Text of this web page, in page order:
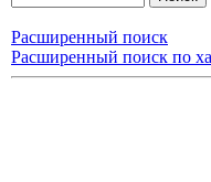
Расширенный поиск
Расширенный поиск по